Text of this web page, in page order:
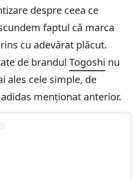
despre ceea ce
faptul că marca
cu adevărat plăcut.
de brandul Togoshi nu
ales cele simple, de
menționat anterior.